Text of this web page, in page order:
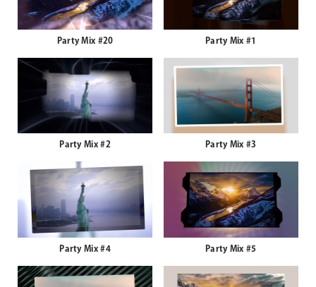
Party Mix #20 Party Mix #1
Party Mix #2 Party Mix #3
Party Mix #4 Party Mix #5